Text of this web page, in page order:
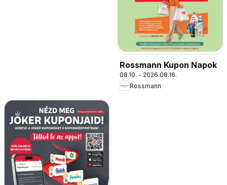
Rossmann Kupon Napok
08.10. - 2026.08.16.
Rossmann